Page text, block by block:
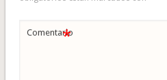
Comentario
*